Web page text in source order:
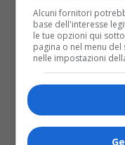
25
Giornata
Alcuni fornitori
base dell'interesse
le tue opzioni qui
pagina o nel menu
nelle impostazioni